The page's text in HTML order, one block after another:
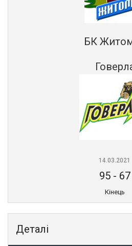
БК
14.03.2021
95- 67
Кінець
Деталі